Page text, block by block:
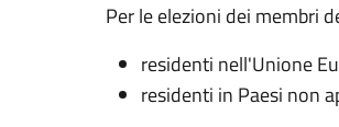
Per le elezioni dei membri
residenti nell'Unione
residenti in Paesi non